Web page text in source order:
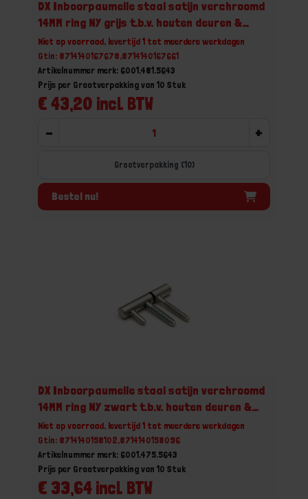
DX Inboorpaumelle staal satijn verchroomd
14MM ring NY grijs t.b.v. houten deuren &
metalen montagekozijnen
Niet op voorraad, levertijd 1 tot meerdere werkdagen
Gtin: 8714140167678,8714140167661
Artikelnummer merk: 6001.481.5643
€ 43,20 incl. BTW
Prijs per Grootverpakking van 10 Stuk
- +
Grootverpakking (10)
Bestel nu!
DX Inboorpaumelle staal satijn verchroomd
14MM ring NY zwart t.b.v. houten deuren &
kozijnen
Niet op voorraad, levertijd 1 tot meerdere werkdagen
Gtin: 8714140158102,8714140158096
Artikelnummer merk: 6001.475.5643
€ 33,64 incl. BTW
Prijs per Grootverpakking van 10 Stuk